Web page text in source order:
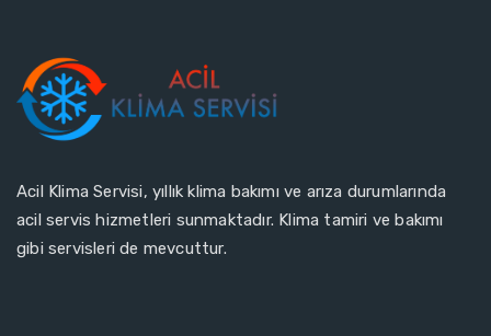
Acil Klima Servisi, yıllık klima bakımı ve arıza durumlarında
acil servis hizmetleri sunmaktadır. Klima tamiri ve bakımı
gibi servisleri de mevcuttur.